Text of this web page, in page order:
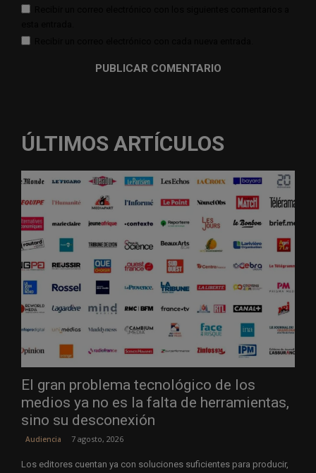
ÚLTIMOS ARTÍCULOS
El gran problema tecnológico de los
medios ya no es la falta de herramientas,
sino su desconexión
Audiencia 7 agosto, 2026
Los editores cuentan ya con soluciones suficientes para producir,